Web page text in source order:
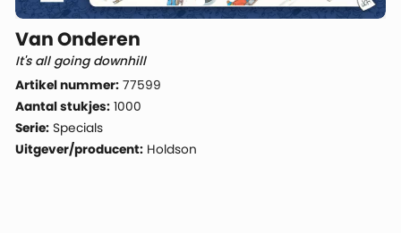
Van Onderen
It's all going downhill
Artikel nummer: 77599
Aantal stukjes: 1000
Serie: Specials
Uitgever/producent: Holdson